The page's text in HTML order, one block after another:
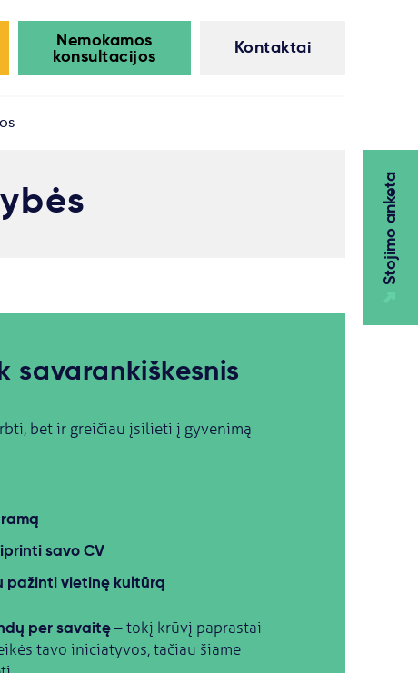
Kontaktai
Nemokamos
konsultacijos
Stojimo anketa
savarankiškesnis
bet ir greičiau įsilieti į gyvenimą
savo CV
pažinti vietinę kultūrą
per savaitę– tokį krūvį paprastai
tavo iniciatyvos, tačiau šiame